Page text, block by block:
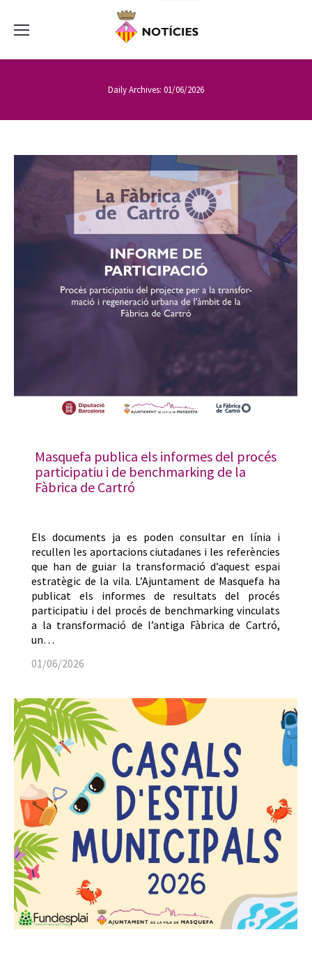
Daily Archives: 01/06/2026
Masquefa publica els informes del procés
participatiu i de benchmarking de la
Fàbrica de Cartró
Els documents ja es poden consultar en línia i
recullen les aportacions ciutadanes i les referències
que han de guiar la transformació d’aquest espai
estratègic de la vila. L’Ajuntament de Masquefa ha
publicat els informes de resultats del procés
participatiu i del procés de benchmarking vinculats
a la transformació de l’antiga Fàbrica de Cartró,
un…
01/06/2026